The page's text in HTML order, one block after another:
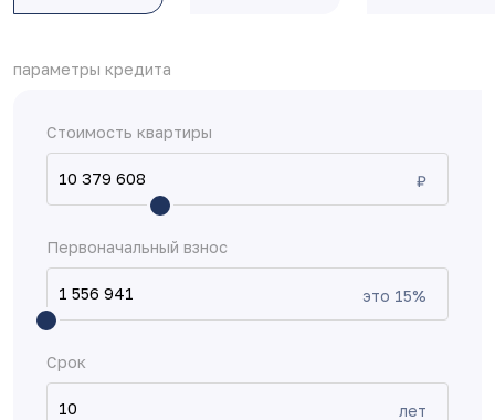
параметры кредита
Стоимость квартиры
₽
Первоначальный взнос
это 15%
Срок
лет